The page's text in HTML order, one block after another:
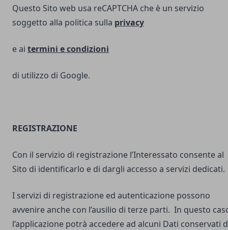
Questo Sito web usa reCAPTCHA che è un servizio
soggetto alla politica sulla privacy
e ai termini econdizioni
di utilizzo di Google.
REGISTRAZIONE
Con il servizio di registrazione l’Interessato consente al
Sito di identificarlo e di dargli accesso a servizi dedicati.
I servizi di registrazione ed autenticazione possono
avvenire anche con l’ausilio di terze parti. In questo
l’applicazione potrà accedere ad alcuni Dati conservati